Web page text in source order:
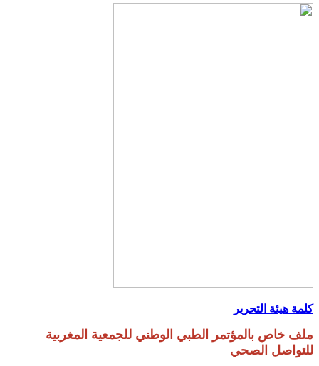
كلمة هيئة التحرير
ملف خاص بالمؤتمر الطبي الوطني للجمعية المغربية
للتواصل الصحي